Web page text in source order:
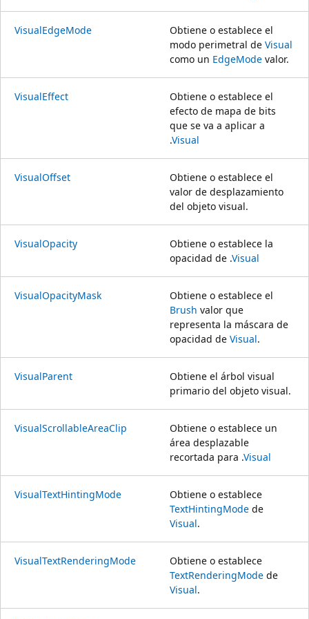
VisualEdgeMode
Obtiene o establece el
modo perimetral de Visual
como un EdgeMode valor.
VisualEffect
Obtiene o establece el
efecto de mapa de bits
que se va a aplicar a
.Visual
VisualOffset
Obtiene o establece el
valor de desplazamiento
del objeto visual.
VisualOpacity
Obtiene o establece la
opacidad de .Visual
VisualOpacityMask
Obtiene o establece el
Brush valor que
representa la máscara de
opacidad de Visual.
VisualParent
Obtiene el árbol visual
primario del objeto visual.
VisualScrollableAreaClip
Obtiene o establece un
área desplazable
recortada para .Visual
VisualTextHintingMode
Obtiene o establece
TextHintingMode de
Visual.
VisualTextRenderingMode
Obtiene o establece
TextRenderingMode de
Visual.